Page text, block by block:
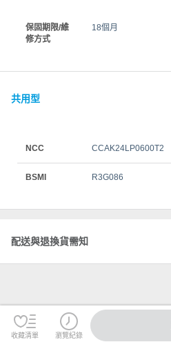
保固期限/維
修方式
18個月
共用型
NCC CCAK24LP0600T2
BSMI R3G086
配送與退換貨需知
收藏清單 瀏覽紀錄